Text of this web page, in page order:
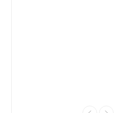
ティ
のご